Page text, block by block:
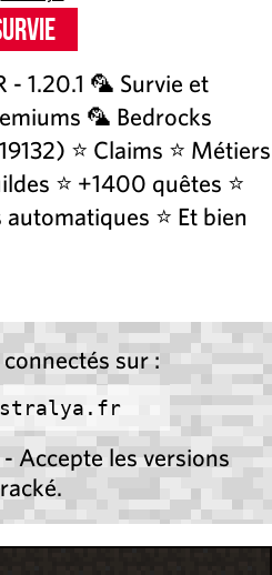
- 1.20.1 🦜 Survie et
🦜 Bedrocks
⭐ Claims ⭐ Métiers
⭐ +1400 quêtes ⭐
automatiques ⭐ Et bien
sur :
Accepte les versions